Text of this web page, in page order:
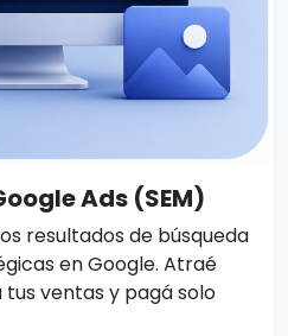
Ads (SEM)
resultados de búsqueda
en Google. Atraé
ventas y pagá solo